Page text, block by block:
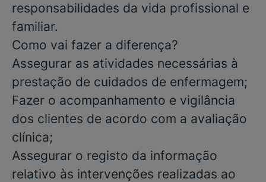
responsabilidades da vida profissional e
familiar.
Como vai fazer a diferença?
Assegurar as atividades necessárias à
prestação de cuidados de enfermagem;
Fazer o acompanhamento e vigilância
dos clientes de acordo com a avaliação
clínica;
Assegurar o registo da informação
relativo às intervenções realizadas ao